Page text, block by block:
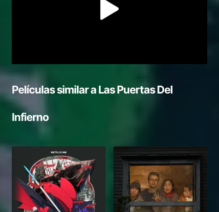
Películas similar aLas Puertas Del
Infierno